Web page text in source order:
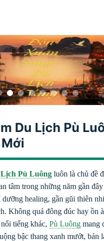
Du Lịch Pù
Pù Luông luôn là chủ đề
tâm trong những năm gần
healing, gần gũi thiên
Không quá đông đúc hay ồn
tiếng khác, Pù Luông mang
bậc thang xanh mướt, bản